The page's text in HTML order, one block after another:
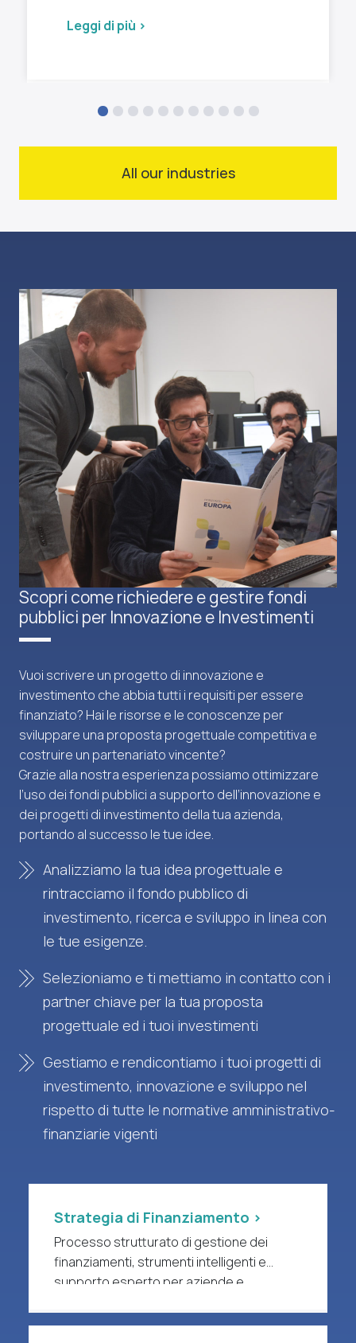
Leggi di più >
All our industries
Scopri come richiedere e gestire fondi
pubblici per Innovazione e Investimenti
Vuoi scrivere un progetto di innovazione e
investimento che abbia tutti i requisiti per essere
finanziato? Hai le risorse e le conoscenze per
sviluppare una proposta progettuale competitiva e
costruire un partenariato vincente?
Grazie alla nostra esperienza possiamo ottimizzare
l’uso dei fondi pubblici a supporto dell’innovazione e
dei progetti di investimento della tua azienda,
portando al successo le tue idee.
Analizziamo la tua idea progettuale e
rintracciamo il fondo pubblico di
investimento, ricerca e sviluppo in linea con
le tue esigenze.
Selezioniamo e ti mettiamo in contatto con i
partner chiave per la tua proposta
progettuale ed i tuoi investimenti
Gestiamo e rendicontiamo i tuoi progetti di
investimento, innovazione e sviluppo nel
rispetto di tutte le normative amministrativo-
finanziarie vigenti
Strategia di Finanziamento >
Processo strutturato di gestione dei
finanziamenti, strumenti intelligenti e
supporto esperto per aziende e
di R&S